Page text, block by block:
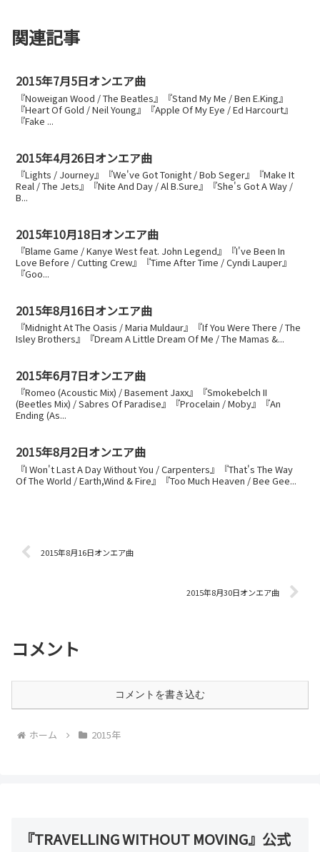
関連記事
2015年7月5日オンエア曲
『Noweigan Wood / The Beatles』『Stand My Me / Ben E.King』
『Heart Of Gold / Neil Young』『Apple Of My Eye / Ed Harcourt』
『Fake ...
2015年4月26日オンエア曲
『Lights / Journey』『We've Got Tonight / Bob Seger』『Make It
Real / The Jets』『Nite And Day / Al B.Sure』『She's Got A Way /
B...
2015年10月18日オンエア曲
『Blame Game / Kanye West feat. John Legend』『I've Been In
Love Before / Cutting Crew』『Time After Time / Cyndi Lauper』
『Goo...
2015年8月16日オンエア曲
『Midnight At The Oasis / Maria Muldaur』『If You Were There / The
Isley Brothers』『Dream A Little Dream Of Me / The Mamas &...
2015年6月7日オンエア曲
『Romeo (Acoustic Mix) / Basement Jaxx』『Smokebelch II
(Beetles Mix) / Sabres Of Paradise』『Procelain / Moby』『An
Ending (As...
2015年8月2日オンエア曲
『I Won't Last A Day Without You / Carpenters』『That's The Way
Of The World / Earth,Wind & Fire』『Too Much Heaven / Bee Gee...
2015年8月16日オンエア曲
2015年8月30日オンエア曲
コメント
コメントを書き込む
ホーム 2015年
『TRAVELLING WITHOUT MOVING』公式